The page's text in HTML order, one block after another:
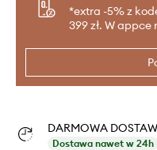
*extra -5% z
399 zł. W appce
DARMOWA
Dostawa nawet w 24h